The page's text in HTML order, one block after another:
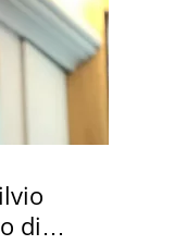
di